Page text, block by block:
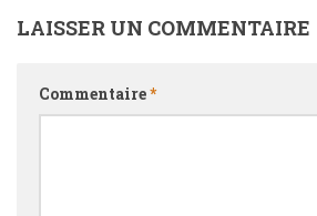
LAISSER UN COMMENTAIRE
Commentaire*